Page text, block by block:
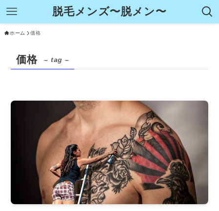
脱毛メンズ〜脱メン〜
ホーム 価格
価格 – tag –